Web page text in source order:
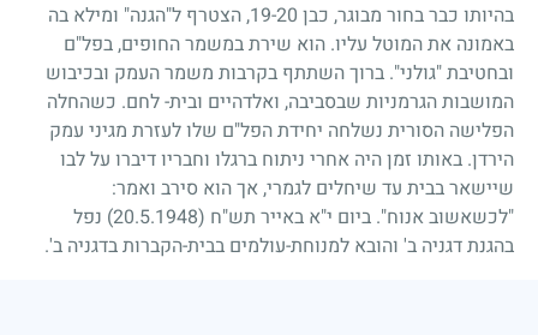
בהיותו כבר בחור מבוגר, כבן
19-20
, הצטרף ל"הגנה" ומילא בה
באמונה את המוטל עליו. הוא שירת במשמר החופים, בפל"ם
ובחטיבת "גולני". ברוך השתתף בקרבות משמר העמק ובכיבוש
המושבות הגרמניות שבסביבה, ואלדהיים ובית- לחם. כשהחלה
הפלישה הסורית נשלחה יחידת הפל"ם שלו לעזרת מגיני עמק
הירדן. באותו זמן היה אחרי ניתוח ברגלו וחבריו דיברו על לבו
שיישאר בבית עד שיחלים לגמרי, אך הוא סירב ואמר:
"לכשאשוב אנוח". ביום י"א באייר תש"ח (20.5.1948)
נפל
בהגנת דגניה ב' והובא למנוחת-עולמים בבית-הקברות בדגניה ב'.